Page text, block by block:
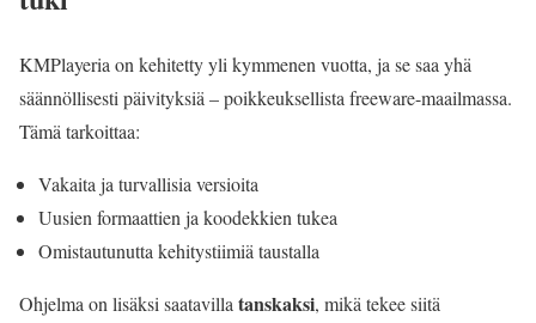
KMPlayeria on kehitetty yli kymmenen vuotta, ja se saa yhä
säännöllisesti päivityksiä – poikkeuksellista freeware-maailmassa.
Tämä tarkoittaa:
Vakaita ja turvallisia versioita
Uusien formaattien ja koodekkien tukea
Omistautunutta kehitystiimiä taustalla
Ohjelma on lisäksi saatavillatanskaksi, mikä tekee siitä